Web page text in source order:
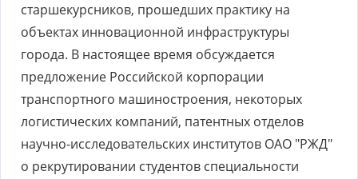
старшекурсников, прошедших практику на
объектах инновационной инфраструктуры
города. В настоящее время обсуждается
предложение Российской корпорации
транспортного машиностроения, некоторых
логистических компаний, патентных отделов
научно-исследовательских институтов ОАО "РЖД"
о рекрутировании студентов специальности